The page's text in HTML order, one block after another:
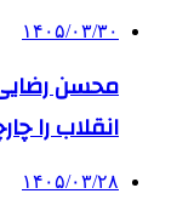
۱۴۰۵/۰۳/۳۰
محسن
انقلاب را
۱۴۰۵/۰۳/۲۸